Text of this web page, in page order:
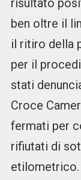
risultato
ben oltre il
il ritiro della
per il
stati
Croce
fermati per
rifiutati di
etilometrico.